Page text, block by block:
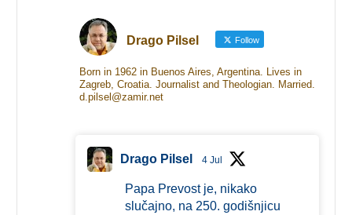
Drago Pilsel Follow
Born in 1962 in Buenos Aires, Argentina. Lives in
Zagreb, Croatia. Journalist and Theologian. Married.
d.pilsel@zamir.net
Drago Pilsel 4 Jul
Papa Prevost je, nikako
slučajno, na 250. godišnjicu